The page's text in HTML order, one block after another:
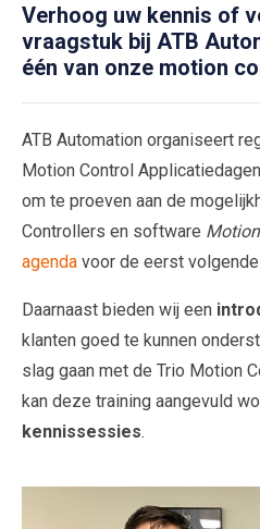
Verhoog uw kennis of
vraagstuk bij ATB
één van onze motion
ATB Automation organiseert
Motion Control
om te proeven aan de
Controllers en software Motion
agenda voor de eerst volgende
Daarnaast bieden wij een
klanten goed te kunnen
slag gaan met de Trio Motion
kan deze training aangevuld
kennissessies.